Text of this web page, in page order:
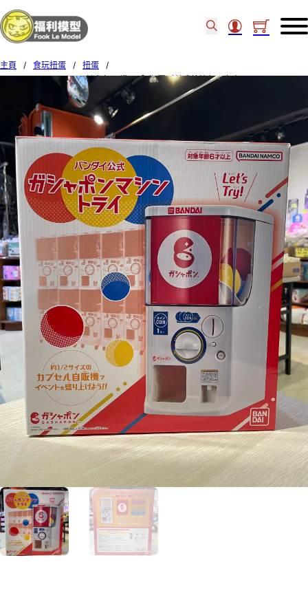
主頁 / 食玩扭蛋 / 扭蛋
/
P-Bandai GASHAPON 迷你扭蛋機 (只限順豐到付或荔枝角門市自取) 77706